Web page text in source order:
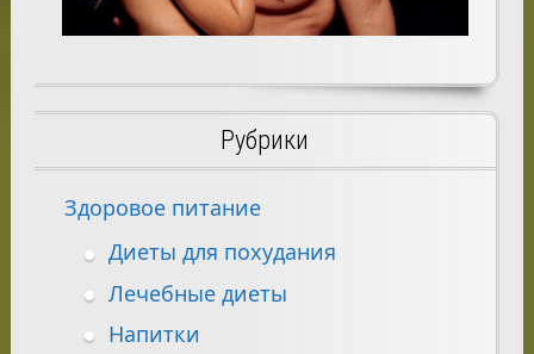
Рубрики
Здоровое питание
Диеты для похудания
Лечебные диеты
Напитки